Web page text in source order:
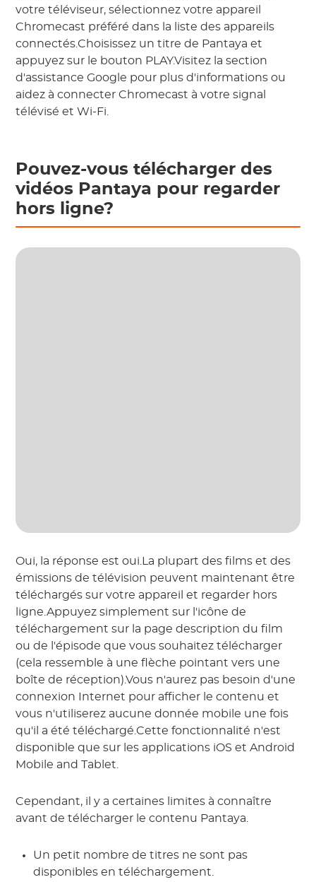
votre téléviseur, sélectionnez votre appareil
Chromecast préféré dans la liste des appareils
connectés.Choisissez un titre de Pantaya et
appuyez sur le bouton PLAY.Visitez la section
d'assistance Google pour plus d'informations ou
aidez à connecter Chromecast à votre signal
télévisé et Wi-Fi.
Pouvez-vous télécharger des
vidéos Pantaya pour regarder
hors ligne?
Oui, la réponse est oui.La plupart des films et des
émissions de télévision peuvent maintenant être
téléchargés sur votre appareil et regarder hors
ligne.Appuyez simplement sur l'icône de
téléchargement sur la page description du film
ou de l'épisode que vous souhaitez télécharger
(cela ressemble à une flèche pointant vers une
boîte de réception).Vous n'aurez pas besoin d'une
connexion Internet pour afficher le contenu et
vous n'utiliserez aucune donnée mobile une fois
qu'il a été téléchargé.Cette fonctionnalité n'est
disponible que sur les applications iOS et Android
Mobile and Tablet.
Cependant, il y a certaines limites à connaître
avant de télécharger le contenu Pantaya.
Un petit nombre de titres ne sont pas
disponibles en téléchargement.